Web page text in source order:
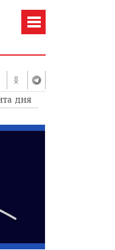
дня